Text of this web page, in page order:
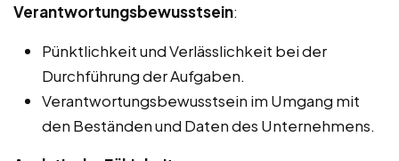
Verantwortungsbewusstsein:
Pünktlichkeit und Verlässlichkeit bei der
Durchführung der Aufgaben.
Verantwortungsbewusstsein im Umgang mit
den Beständen und Daten des Unternehmens.